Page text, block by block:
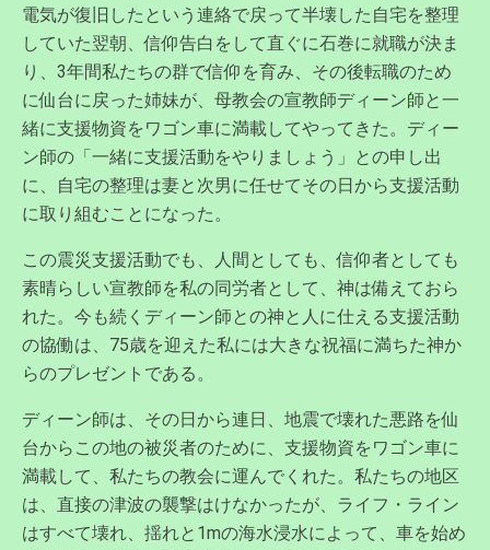
電気が復旧したという連絡で戻って半壊した自宅を整理
していた翌朝、信仰告白をして直ぐに石巻に就職が決ま
り、3年間私たちの群で信仰を育み、その後転職のため
に仙台に戻った姉妹が、母教会の宣教師ディーン師と一
緒に支援物資をワゴン車に満載してやってきた。ディー
ン師の「一緒に支援活動をやりましょう」との申し出
に、自宅の整理は妻と次男に任せてその日から支援活動
に取り組むことになった。
この震災支援活動でも、人間としても、信仰者としても
素晴らしい宣教師を私の同労者として、神は備えておら
れた。今も続くディーン師との神と人に仕える支援活動
の協働は、75歳を迎えた私には大きな祝福に満ちた神か
らのプレゼントである。
ディーン師は、その日から連日、地震で壊れた悪路を仙
台からこの地の被災者のために、支援物資をワゴン車に
満載して、私たちの教会に運んでくれた。私たちの地区
は、直接の津波の襲撃はけなかったが、ライフ・ライン
はすべて壊れ、揺れと1mの海水浸水によって、車を始め